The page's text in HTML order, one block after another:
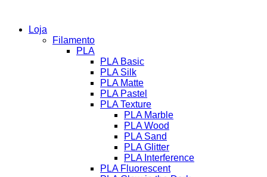
Loja
Filamento
PLA
PLA Basic
PLA Silk
PLA Matte
PLA Pastel
PLA Texture
PLA Marble
PLA Wood
PLA Sand
PLA Glitter
PLA Interference
PLA Fluorescent